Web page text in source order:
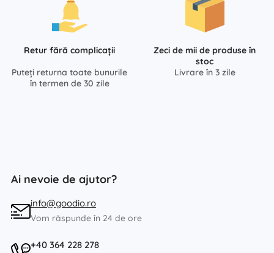
Retur fără complicații
Puteți returna toate bunurile
în termen de 30 zile
Zeci de mii de produse în
stoc
Livrare în 3 zile
Ai nevoie de ajutor?
info@goodio.ro
Vom răspunde în 24 de ore
+40 364 228 278